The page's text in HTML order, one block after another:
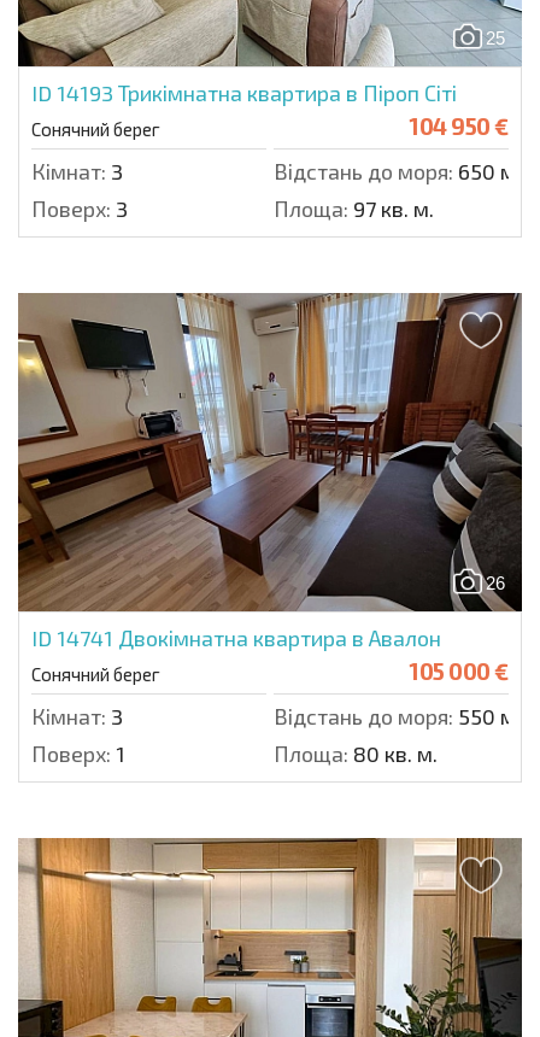
25
ID 14193 Трикімнатна квартира в Піроп Сіті
Сонячний берег 104 950 €
Кімнат: 3 Відстань до моря: 650 м.
Поверх: 3 Площа: 97 кв. м.
26
ID 14741 Двокімнатна квартира в Авалон
Сонячний берег 105 000 €
Кімнат: 3 Відстань до моря: 550 м.
Поверх: 1 Площа: 80 кв. м.